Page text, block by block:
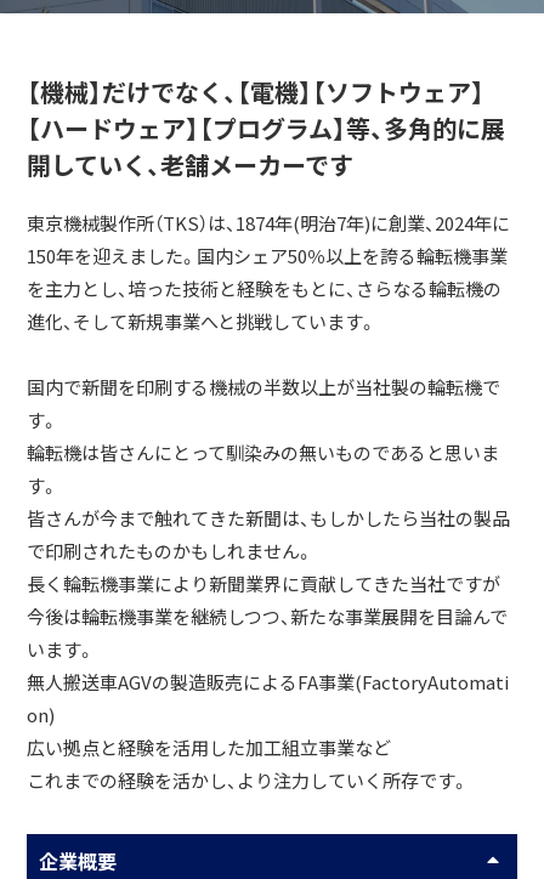
【機械】だけでなく、【電機】【ソフトウェア】
【ハードウェア】【プログラム】等、多角的に展
開していく、老舗メーカーです
東京機械製作所（TKS）は、1874年(明治7年)に創業、2024年に
150年を迎えました。国内シェア50％以上を誇る輪転機事業
を主力とし、培った技術と経験をもとに、さらなる輪転機の
進化、そして新規事業へと挑戦しています。
国内で新聞を印刷する機械の半数以上が当社製の輪転機で
す。
輪転機は皆さんにとって馴染みの無いものであると思いま
す。
皆さんが今まで触れてきた新聞は、もしかしたら当社の製品
で印刷されたものかもしれません。
長く輪転機事業により新聞業界に貢献してきた当社ですが
今後は輪転機事業を継続しつつ、新たな事業展開を目論んで
います。
無人搬送車AGVの製造販売によるFA事業(FactoryAutomati
on)
広い拠点と経験を活用した加工組立事業など
これまでの経験を活かし、より注力していく所存です。
企業概要